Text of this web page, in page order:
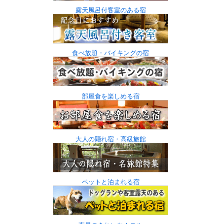
露天風呂付客室のある宿
食べ放題・バイキングの宿
部屋食を楽しめる宿
大人の隠れ宿・高級旅館
ペットと泊まれる宿